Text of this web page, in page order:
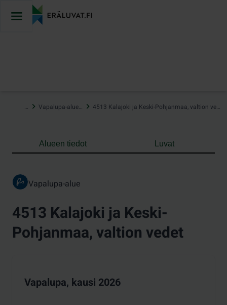
sisältöön
Vapalupa-alueet 4513 Kalajoki ja Keski-Pohjanmaa, valtion vedet
Alueen tiedot Luvat
Vapalupa-alue
4513 Kalajoki ja Keski-
Pohjanmaa, valtion vedet
Vapalupa, kausi 2026